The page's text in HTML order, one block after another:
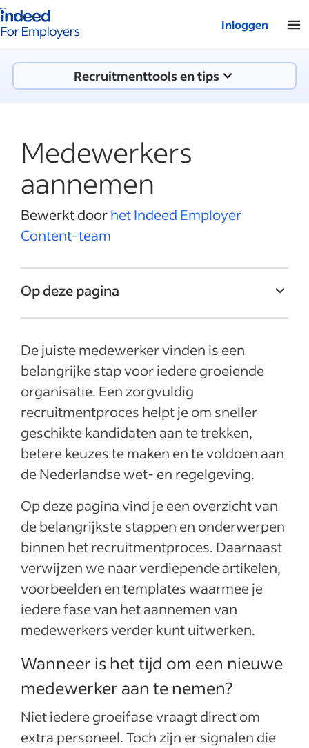
van Indeed - Voor werkgevers
Inloggen
Recruitmenttools en tips
Medewerkers
aannemen
Bewerkt doorhet Indeed Employer
Content-team
Op deze pagina
medewerker aan te nemen?
Bekijk wervingstips per functietitel
Medewerkers aannemen in 7 stappen
Wettelijke verplichtingen bij het aannemen
van personeel
Blijf je recruitmentproces verbeteren
Meer weten over medewerkers aannemen?
Meer weergeven
De juiste medewerker vinden is een
belangrijke stap voor iedere groeiende
organisatie. Een zorgvuldig
recruitmentproces helpt je om sneller
geschikte kandidaten aan te trekken,
betere keuzes te maken en te voldoen aan
de Nederlandse wet- en regelgeving.
Op deze pagina vind je een overzicht van
de belangrijkste stappen en onderwerpen
binnen het recruitmentproces. Daarnaast
verwijzen we naar verdiepende artikelen,
voorbeelden en templates waarmee je
iedere fase van het aannemen van
medewerkers verder kunt uitwerken.
Wanneer is het tijd om een nieuwe
medewerker aan te nemen?
Niet iedere groeifase vraagt direct om
extra personeel. Toch zijn er signalen die